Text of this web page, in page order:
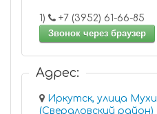
1)
+7 (3952) 61-66-85
Звонок через браузер
Адрес:
Иркутск, улица
(Свердловский район)